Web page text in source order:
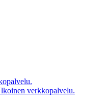
verkkopalvelu.